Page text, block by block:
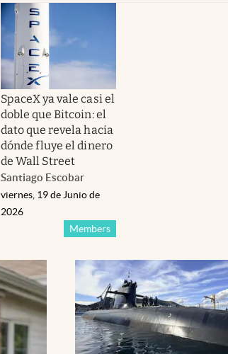
SpaceX ya vale casi el
doble que Bitcoin: el
dato que revela hacia
dónde fluye el dinero
de Wall Street
Santiago Escobar
Members
viernes, 19 de Junio de
2026